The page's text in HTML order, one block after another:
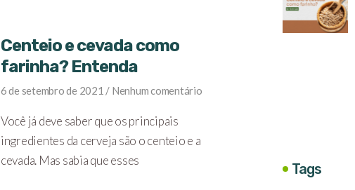
Centeio e cevada como
farinha? Entenda
6 de setembro de 2021 Nenhum comentário
Você já deve saber que os principais
ingredientes da cerveja são o centeio e a
cevada. Mas sabia que esses
Tags